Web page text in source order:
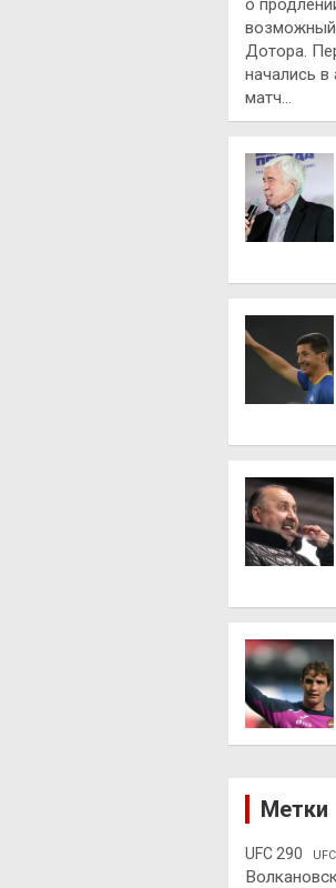
о
возможный
Дотора.
начались
матч…
Метки
UFC 290